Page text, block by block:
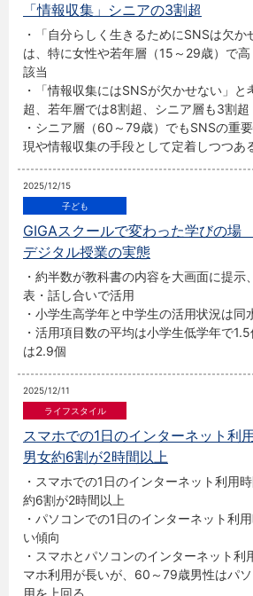
「情報収集」シニアの3割超
・「自分らしく生きるためにSNSは欠か
は、特に女性や若年層（15～29歳）で
該当
・「情報収集にはSNSが欠かせない」
超、若年層では8割超、シニア層も3割超
・シニア層（60～79歳）でもSNSの重
現や情報収集の手段として定着しつつあ
2025/12/15
GIGAスクールで変わった学びの
デジタル授業の実態
・約半数が教科書の内容を大画面に提
表・話し合いで活用
・小学生高学年と中学生の活用状況は同
・活用項目数の平均は小学生低学年で
は2.9個
2025/12/11
スマホでの1日のインターネット
男女約6割が2時間以上
・スマホでの1日のインターネット利
約6割が2時間以上
・パソコンでの1日のインターネット
い傾向
・スマホとパソコンのインターネット
マホ利用が長いが、60～79歳男性はパ